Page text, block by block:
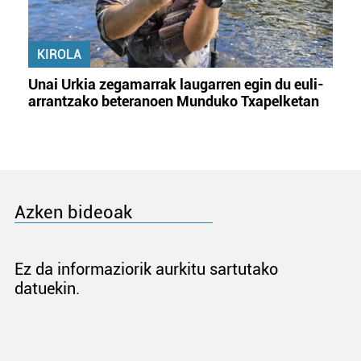
KIROLA
Unai Urkia zegamarrak laugarren egin du euli-
arrantzako beteranoen Munduko Txapelketan
Azken bideoak
Ez da informaziorik aurkitu sartutako
datuekin.